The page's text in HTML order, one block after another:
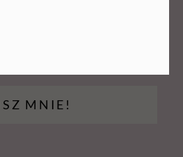
tylko dla subskrybentów!
MNIE!